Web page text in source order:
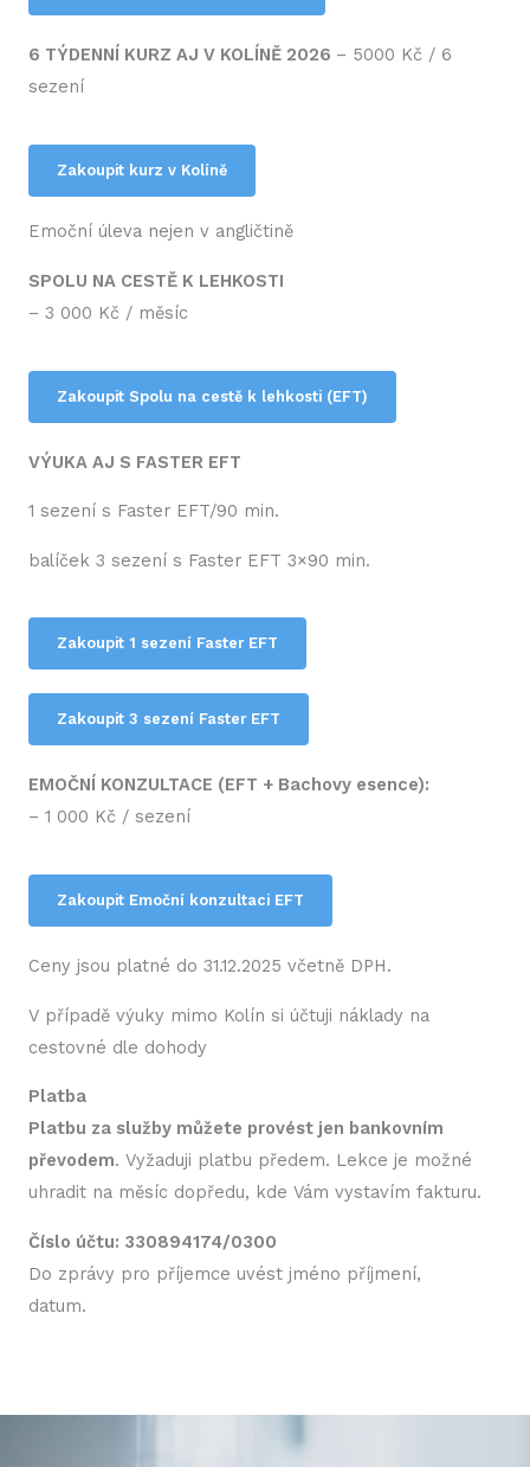
6 TÝDENNÍ KURZ AJ V KOLÍNĚ 2026 – 5000 Kč / 6
sezení
Zakoupit kurz v Kolíně
Emoční úleva nejen v angličtině
SPOLU NA CESTĚ K LEHKOSTI
– 3 000 Kč / měsíc
Zakoupit Spolu na cestě k lehkosti (EFT)
VÝUKA AJ S FASTER EFT
1 sezení s Faster EFT/90 min.
balíček 3 sezení s Faster EFT 3×90 min.
Zakoupit 1 sezení Faster EFT
Zakoupit 3 sezení Faster EFT
EMOČNÍ KONZULTACE (EFT + Bachovy esence):
– 1 000 Kč / sezení
Zakoupit Emoční konzultaci EFT
Ceny jsou platné do 31.12.2025 včetně DPH.
V případě výuky mimo Kolín si účtuji náklady na
cestovné dle dohody
Platba
Platbu za služby můžete provést jen bankovním
převodem. Vyžaduji platbu předem. Lekce je možné
uhradit na měsíc dopředu, kde Vám vystavím fakturu.
Číslo účtu: 330894174/0300
Do zprávy pro příjemce uvést jméno příjmení,
datum.